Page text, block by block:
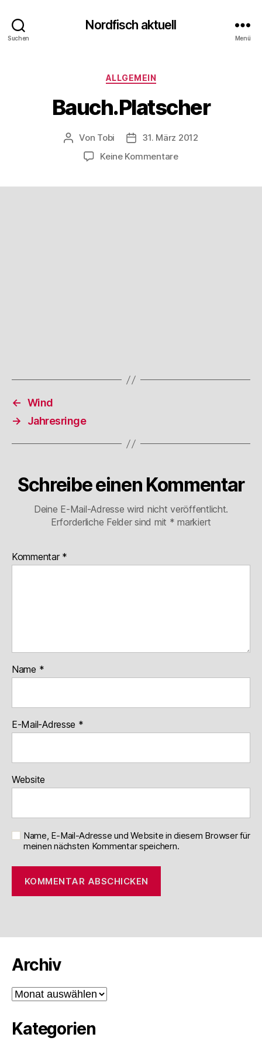
Suchen
Nordfisch aktuell
Menü
Kategorien
ALLGEMEIN
Bauch.Platscher
Beitragsautor
Von Tobi Beitragsdatum
31. März 2012
Keine Kommentarezu
← Wind
→
Jahresringe
Schreibe einen Kommentar
Deine E-Mail-Adresse wird nicht veröffentlicht.
Erforderliche Felder sind mit * markiert
Kommentar *
Name *
E-Mail-Adresse *
Website
Name, E-Mail-Adresse und Website in diesem Browser für
meinen nächsten Kommentar speichern.
Archiv
Archiv
Kategorien